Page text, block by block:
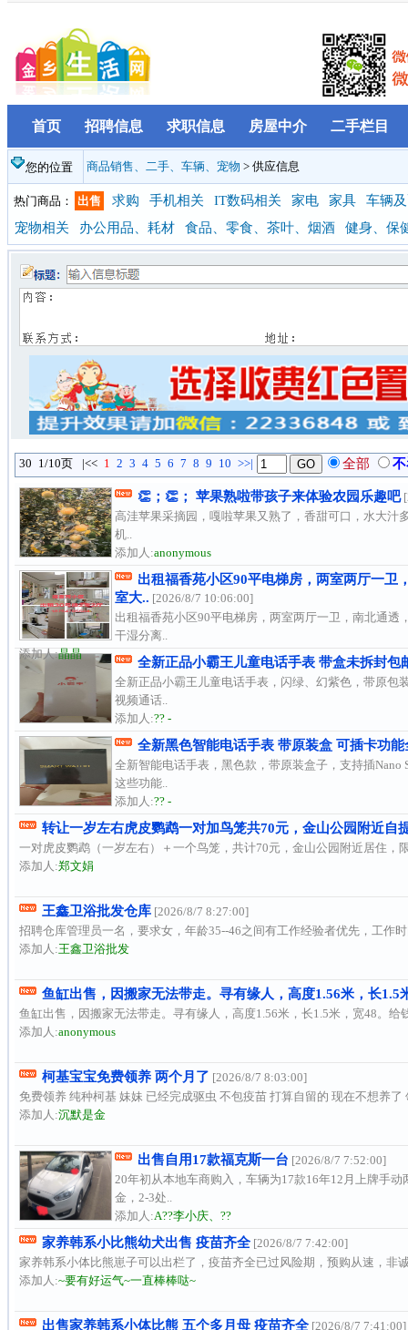
首页 招聘信息 求职信息 房屋中介 二手栏目
您的位置 商品销售、二手、车辆、宠物 > 供应信息
热门商品： 出售 求购 手机相关 IT数码相关 家电 家具
车辆
宠物相关
办公用品、耗材 食品、零食、茶叶、烟酒 健身、保
30 1/10页 |<< 1 2 3 4 5 6 7 8 9 10 >>| 全部
👏；👏； 苹果熟啦带孩子来体验农园乐趣吧
高洼苹果采摘园，嘎啦苹果又熟了，香甜可口，水大汁
机..
添加人:anonymous
出租福香苑小区90平电梯房，两室两厅一卫
室大.. [2026/8/7 10:06:00]
出租福香苑小区90平电梯房，两室两厅一卫，南北通
干湿分离..
添加人:晶晶
全新正品小霸王儿童电话手表 带盒未拆封包
全新正品小霸王儿童电话手表，闪绿、幻紫色，带原包
视频通话..
添加人:?? -
全新黑色智能电话手表 带原装盒 可插卡功能
全新智能电话手表，黑色款，带原装盒子，支持插
这些功能..
添加人:?? -
转让一岁左右虎皮鹦鹉一对加鸟笼共70元，金山公园附近自
一对虎皮鹦鹉（一岁左右）＋一个鸟笼，共计70元，金山公园附近居住，
添加人:郑文娟
王鑫卫浴批发仓库 [2026/8/7 8:27:00]
招聘仓库管理员一名，要求女，年龄35--46之间有工作经验者优先，工作
添加人:王鑫卫浴批发
鱼缸出售，因搬家无法带走。寻有缘人，高度1.56米，长1.5
鱼缸出售，因搬家无法带走。寻有缘人，高度1.56米，长1.5米，宽48。给
添加人:anonymous
柯基宝宝免费领养 两个月了 [2026/8/7 8:03:00]
免费领养 纯种柯基 妹妹 已经完成驱虫 不包疫苗 打算自留的 现在不想养
添加人:沉默是金
出售自用17款福克斯一台 [2026/8/7 7:52:00]
20年初从本地车商购入，车辆为17款16年12月上牌手
金，2-3处..
添加人:A??李小庆、??
家养韩系小比熊幼犬出售 疫苗齐全 [2026/8/7 7:42:00]
家养韩系小体比熊崽子可以出栏了，疫苗齐全已过风险期，预购从速，非
添加人:~要有好运气~一直棒棒哒~
出售家养韩系小体比熊 五个多月母 疫苗齐全 [2026/8/7 7:41:00]